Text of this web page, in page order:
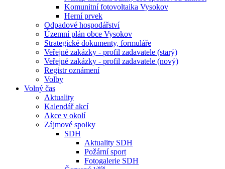
Komunitní fotovoltaika Vysokov
Herní prvek
Odpadové hospodářství
Územní plán obce Vysokov
Strategické dokumenty, formuláře
Veřejné zakázky - profil zadavatele (starý)
Veřejné zakázky - profil zadavatele (nový)
Registr oznámení
Volby
Volný čas
Aktuality
Kalendář akcí
Akce v okolí
Zájmové spolky
SDH
Aktuality SDH
Požární sport
Fotogalerie SDH